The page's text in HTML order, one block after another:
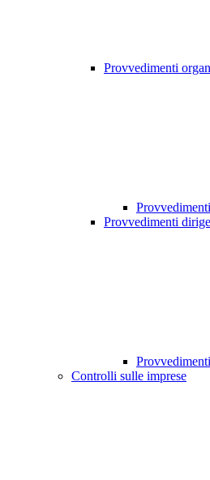
Provvedimenti
Provvedimenti
Controlli sulle imprese